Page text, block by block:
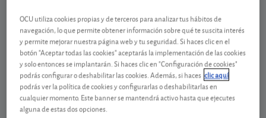
Contenido reservado a SOCIOS
Gestiona tu dinero con visión
experta
y consigue que cada euro trabaje
OCU utiliza cookies propias y de terceros para analizar tus hábitos de
navegación, lo que permite obtener información sobre qué te suscita interés
y permite mejorar nuestra página web y tu seguridad. Si haces clic en el
botón "Aceptar todas las cookies" aceptarás la implementación de las cookies
y solo entonces se implantarán. Si haces clic en "Configuración de cookies"
podrás configurar o deshabilitar las cookies. Además, si haces clic aquí
podrás ver la política de cookies y configurarlas o deshabilitarlas en
cualquier momento. Este banner se mantendrá activo hasta que ejecutes
alguna de estas dos opciones.